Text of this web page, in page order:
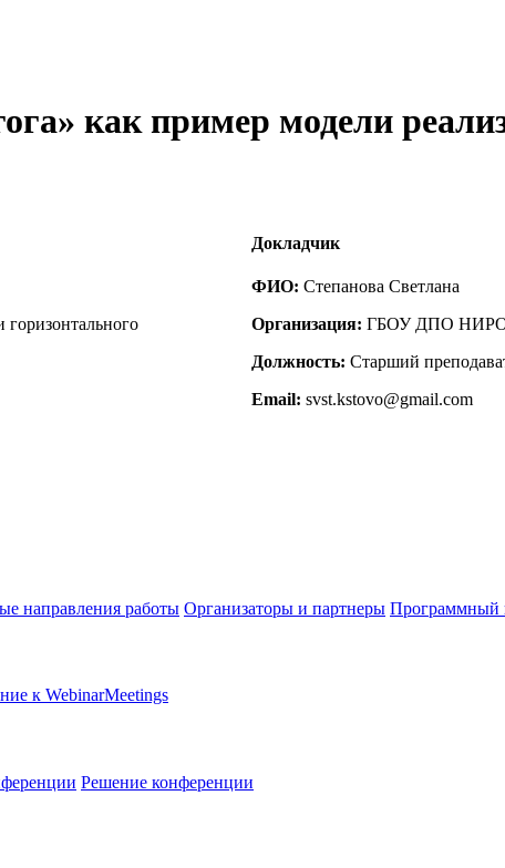
как пример модели
Докладчик
ФИО: Степанова Светлана
Организация: ГБОУ ДПО
Должность: Старший
Email: svst.kstovo@gmail.com
направления работы Организаторы и партнеры Программный
к WebinarMeetings
Решение конференции